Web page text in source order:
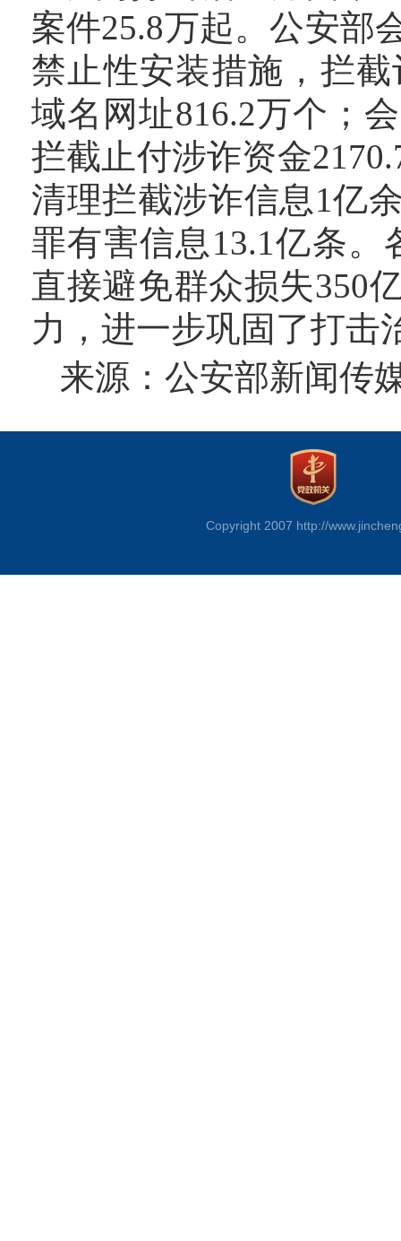
案件25.8万起。公安部
禁止性安装措施，拦
域名网址816.2万个；
拦截止付涉诈资金
清理拦截涉诈信息1亿
罪有害信息13.1亿条。
直接避免群众损失350
力，进一步巩固了打击
来源：公安部新闻传
Copyright 2007 http://